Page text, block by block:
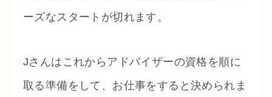
ーズなスタートが切れます。
Jさんはこれからアドバイザーの資格を順に
取る準備をして、お仕事をすると決められま